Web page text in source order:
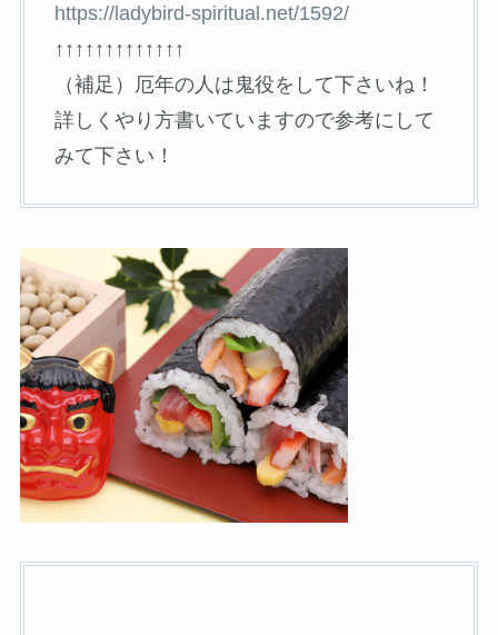
https://ladybird-spiritual.net/1592/
↑↑↑↑↑↑↑↑↑↑↑↑↑
（補足）厄年の人は鬼役をして下さいね！
詳しくやり方書いていますので参考にして
みて下さい！